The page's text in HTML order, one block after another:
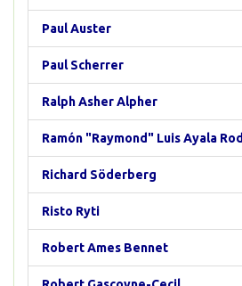
Paul Auster
Paul Scherrer
Ralph Asher Alpher
Ramón "Raymond" Luis Ayala
Richard Söderberg
Risto Ryti
Robert Ames Bennet